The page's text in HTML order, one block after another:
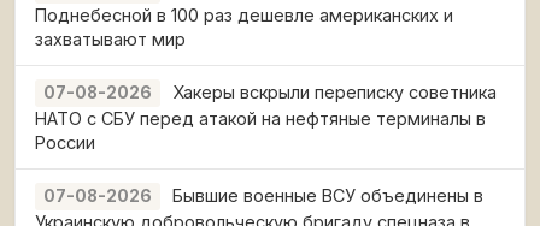
Поднебесной в 100 раз дешевле американских и
захватывают мир
07-08-2026
Хакеры вскрыли переписку советника
НАТО с СБУ перед атакой на нефтяные терминалы в
России
07-08-2026
Бывшие военные ВСУ объединены в
Украинскую добровольческую бригаду спецназа в